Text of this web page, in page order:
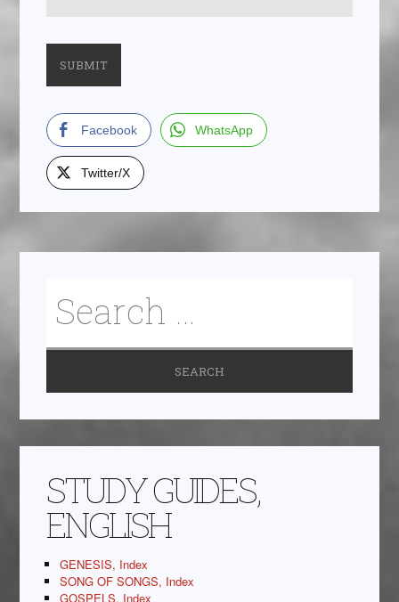
Facebook WhatsApp
Twitter/X
STUDY GUIDES,
ENGLISH
GENESIS, Index
SONG OF SONGS, Index
GOSPELS, Index